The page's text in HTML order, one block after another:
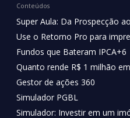
Conteúdos
Super Aula: Da Prospecção
Use o Retorno Pro para
Fundos que Bateram IPCA+6
Quanto rende R$ 1 milhão
Gestor de ações 360
Simulador PGBL
Simulador: Investir em um